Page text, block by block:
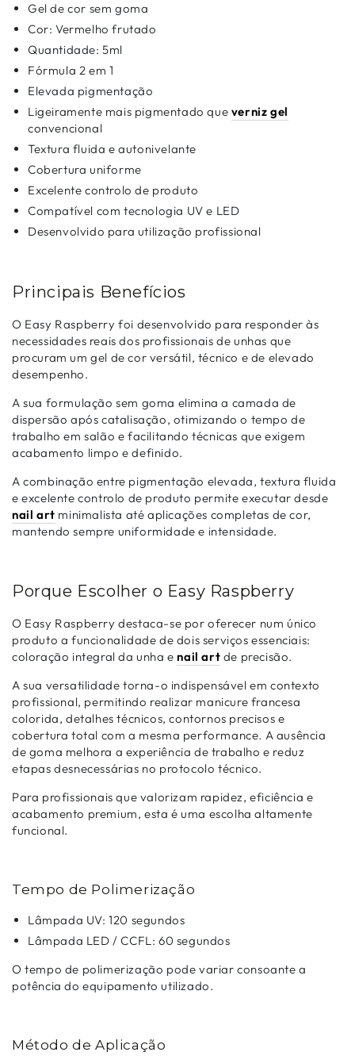
Gel de cor sem goma
Cor: Vermelho frutado
Quantidade: 5ml
Fórmula 2 em 1
Elevada pigmentação
Ligeiramente mais pigmentado que verniz gel
convencional
Textura fluida e autonivelante
Cobertura uniforme
Excelente controlo de produto
Compatível com tecnologia UV e LED
Desenvolvido para utilização profissional
Principais Benefícios
O Easy Raspberry foi desenvolvido para responder às
necessidades reais dos profissionais de unhas que
procuram um gel de cor versátil, técnico e de elevado
desempenho.
A sua formulação sem goma elimina a camada de
dispersão após catalisação, otimizando o tempo de
trabalho em salão e facilitando técnicas que exigem
acabamento limpo e definido.
A combinação entre pigmentação elevada, textura fluida
e excelente controlo de produto permite executar desde
nail art minimalista até aplicações completas de cor,
mantendo sempre uniformidade e intensidade.
Porque Escolher o Easy Raspberry
O Easy Raspberry destaca-se por oferecer num único
produto a funcionalidade de dois serviços essenciais:
coloração integral da unha enail art de precisão.
A sua versatilidade torna-o indispensável em contexto
profissional, permitindo realizar manicure francesa
colorida, detalhes técnicos, contornos precisos e
cobertura total com a mesma performance. A ausência
de goma melhora a experiência de trabalho e reduz
etapas desnecessárias no protocolo técnico.
Para profissionais que valorizam rapidez, eficiência e
acabamento premium, esta é uma escolha altamente
funcional.
Tempo de Polimerização
Lâmpada UV: 120 segundos
Lâmpada LED / CCFL: 60 segundos
O tempo de polimerização pode variar consoante a
potência do equipamento utilizado.
Método de Aplicação